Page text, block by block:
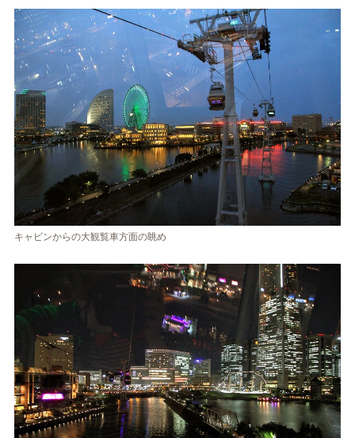
キャビンからの大観覧車方面の眺め